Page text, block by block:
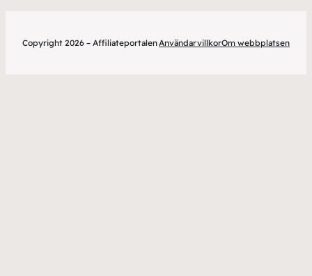
Copyright 2026 – AffiliateportalenAnvändarvillkorOm webbplatsen